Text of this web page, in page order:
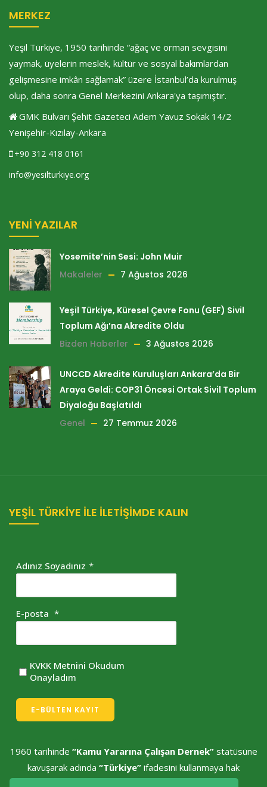
MERKEZ
Yeşil Türkiye, 1950 tarihinde “ağaç ve orman sevgisini
yaymak, üyelerin meslek, kültür ve sosyal bakımlardan
gelişmesine imkân sağlamak” üzere İstanbul’da kurulmuş
olup, daha sonra Genel Merkezini Ankara'ya taşımıştır.
GMK Bulvarı Şehit Gazeteci Adem Yavuz Sokak 14/2
Yenişehir-Kızılay-Ankara
+90 312 418 0161
info@yesilturkiye.org
YENI YAZILAR
Yosemite’nin Sesi: John Muir
Makaleler
7 Ağustos 2026
Yeşil Türkiye, Küresel Çevre Fonu (GEF) Sivil
Toplum Ağı’na Akredite Oldu
Bizden Haberler
3 Ağustos 2026
UNCCD Akredite Kuruluşları Ankara’da Bir
Araya Geldi: COP31 Öncesi Ortak Sivil Toplum
Diyaloğu Başlatıldı
Genel
27 Temmuz 2026
YEŞİL TÜRKİYE İLE İLETİŞİMDE KALIN
Adınız Soyadınız *
E-posta *
KVKK Metnini Okudum
Onayladım
E-BÜLTEN KAYIT
1960 tarihinde “Kamu Yararına Çalışan Dernek”statüsüne
kavuşarak adında “Türkiye” ifadesini kullanmaya hak